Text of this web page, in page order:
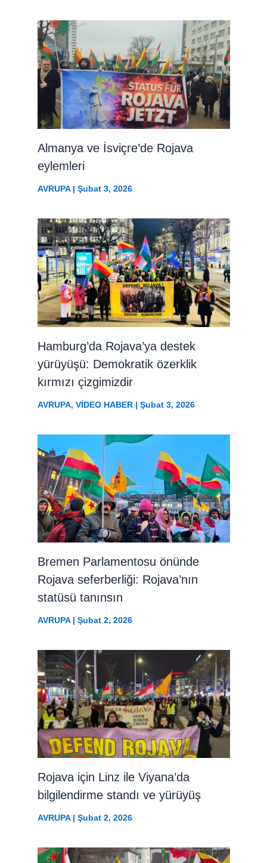
Almanya ve İsviçre’de Rojava
eylemleri
AVRUPA| Şubat 3, 2026
Hamburg’da Rojava’ya destek
yürüyüşü: Demokratik özerklik
kırmızı çizgimizdir
AVRUPA, VİDEO HABER| Şubat 3, 2026
Bremen Parlamentosu önünde
Rojava seferberliği: Rojava’nın
statüsü tanınsın
AVRUPA| Şubat 2, 2026
Rojava için Linz ile Viyana’da
bilgilendirme standı ve yürüyüş
AVRUPA| Şubat 2, 2026